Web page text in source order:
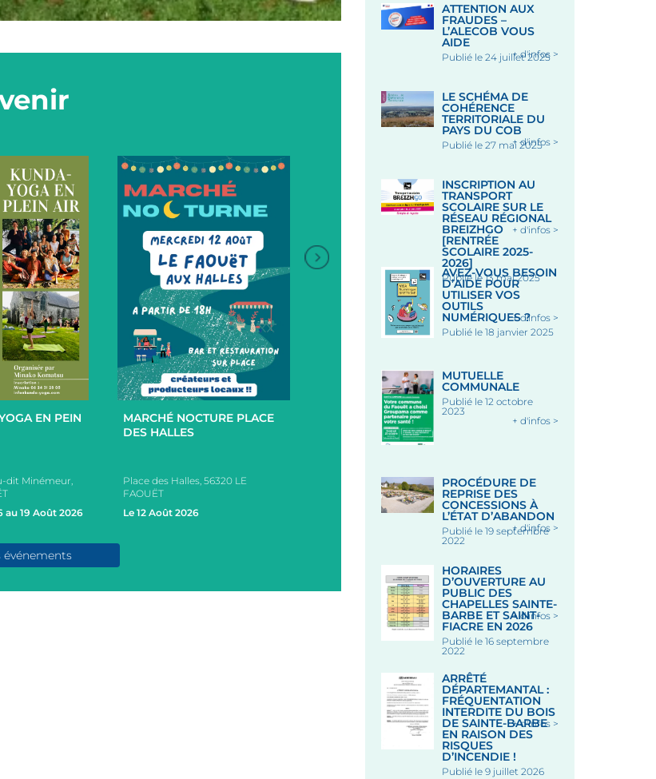
EN PEIN
dit Minémeur,
au 19 Août 2026
MARCHÉ NOCTURE PLACE
DES HALLES
Place des Halles, 56320 LE
FAOUËT
Le 12 Août 2026
+
ANIMATION DANSES
BRETONNES
Le 12 Août 2026
BRETONNES
événements
ATTENTION AUX
FRAUDES –
L’ALECOB VOUS
AIDE
Publié le 24 juillet 2025
+ d'infos >
LE SCHÉMA DE
COHÉRENCE
TERRITORIALE DU
PAYS DU COB
Publié le 27 mai 2025
+ d'infos >
INSCRIPTION AU
TRANSPORT
SCOLAIRE SUR LE
RÉSEAU RÉGIONAL
BREIZHGO
[RENTRÉE
SCOLAIRE 2025-
2026]
Publié le 13 mai 2025
+ d'infos >
AVEZ-VOUS BESOIN
D’AIDE POUR
UTILISER VOS
OUTILS
NUMÉRIQUES ?
Publié le 18 janvier 2025
+ d'infos >
MUTUELLE
COMMUNALE
Publié le 12 octobre
2023
+ d'infos >
PROCÉDURE DE
REPRISE DES
CONCESSIONS À
L’ÉTAT D’ABANDON
Publié le 19 septembre
2022
+ d'infos >
HORAIRES
D’OUVERTURE AU
PUBLIC DES
CHAPELLES SAINTE-
BARBE ET SAINT-
FIACRE EN 2026
Publié le 16 septembre
2022
+ d'infos >
ARRÊTÉ
DÉPARTEMANTAL :
FRÉQUENTATION
INTERDITE DU BOIS
DE SAINTE-BARBE
EN RAISON DES
RISQUES
D’INCENDIE !
Publié le 9 juillet 2026
+ d'infos >